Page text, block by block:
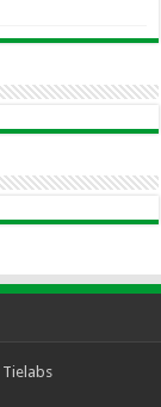
Tielabs